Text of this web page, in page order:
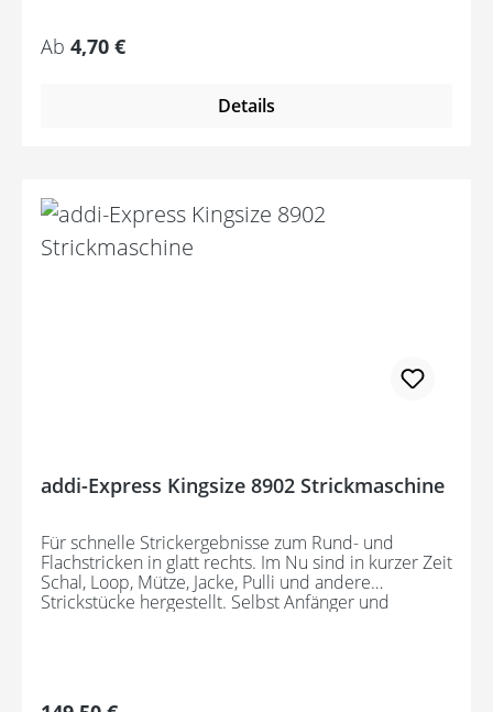
Regulärer Preis:
Ab 4,70 €
Details
addi-Express Kingsize 8902 Strickmaschine
Für schnelle Strickergebnisse zum Rund- und
Flachstricken in glatt rechts. Im Nu sind in kurzer Zeit
Schal, Loop, Mütze, Jacke, Pulli und andere
Strickstücke hergestellt. Selbst Anfänger und
in wenigen Minuten Gestalt annimmt. Die Maschine